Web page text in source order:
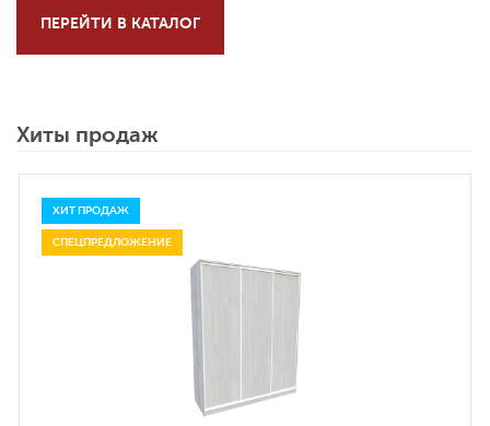
ПЕРЕЙТИ В КАТАЛОГ
Хиты продаж
ХИТ ПРОДАЖ
СПЕЦПРЕДЛОЖЕНИЕ